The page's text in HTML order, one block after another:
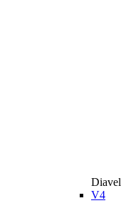
Diavel
V4